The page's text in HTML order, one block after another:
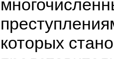
которых